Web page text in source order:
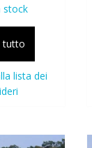
stock
tutto
lista dei